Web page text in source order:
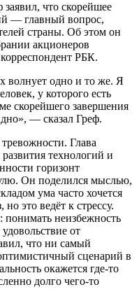
что скорейшее
— главный вопрос,
страны. Об этом он
акционеров
РБК.
волнует одно и то же. Я
у которого есть
скорейшего завершения
— сказал Греф.
Глава
технологий и
горизонт
Он поделился мыслью,
ума часто хочется
это ведёт к стрессу.
неизбежность
от
что ни самый
сценарий в
окажется где-то
долго чего-то